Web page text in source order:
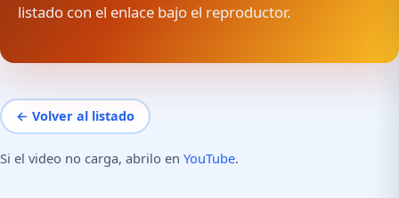
listado con el enlace bajo el reproductor.
← Volver al listado
Si el video no carga, abrilo en YouTube.